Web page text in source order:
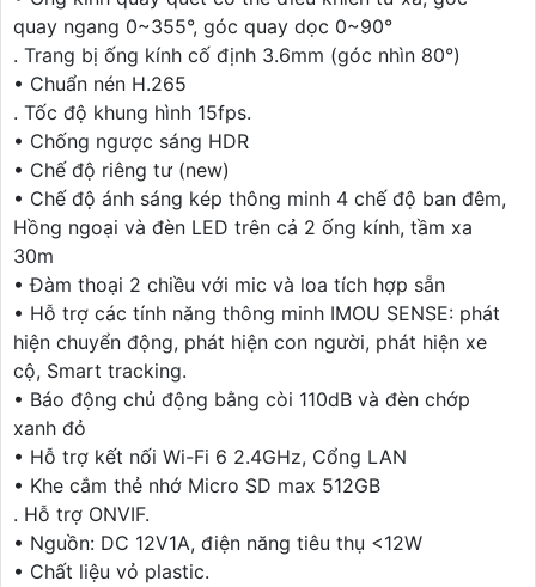
quay ngang 0~355°, góc quay dọc 0~90°
. Trang bị ống kính cố định 3.6mm (góc nhìn 80°)
• Chuẩn nén H.265
. Tốc độ khung hình 15fps.
• Chống ngược sáng HDR
• Chế độ riêng tư (new)
• Chế độ ánh sáng kép thông minh 4 chế độ ban đêm,
Hồng ngoại và đèn LED trên cả 2 ống kính, tầm xa
30m
• Đàm thoại 2 chiều với mic và loa tích hợp sẵn
• Hỗ trợ các tính năng thông minh IMOU SENSE: phát
hiện chuyển động, phát hiện con người, phát hiện xe
cộ, Smart tracking.
• Báo động chủ động bằng còi 110dB và đèn chớp
xanh đỏ
• Hỗ trợ kết nối Wi-Fi 6 2.4GHz, Cổng LAN
• Khe cắm thẻ nhớ Micro SD max 512GB
. Hỗ trợ ONVIF.
• Nguồn: DC 12V1A, điện năng tiêu thụ <12W
• Chất liệu vỏ plastic.